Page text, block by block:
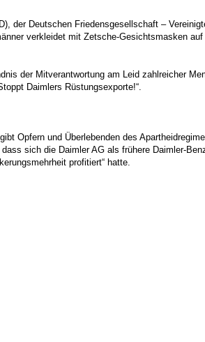
der Deutschen Friedensgesellschaft –
verkleidet mit Zetsche-Gesichtsmasken
der Mitverantwortung am Leid zahlreicher
Daimlers Rüstungsexporte!“.
Opfern und Überlebenden des
sich die Daimler AG als frühere Daimler-
profitiert“ hatte.